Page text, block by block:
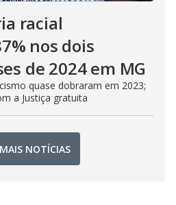
racial
nos dois
de 2024 em MG
quase dobraram em 2023;
a Justiça gratuita
NOTÍCIAS